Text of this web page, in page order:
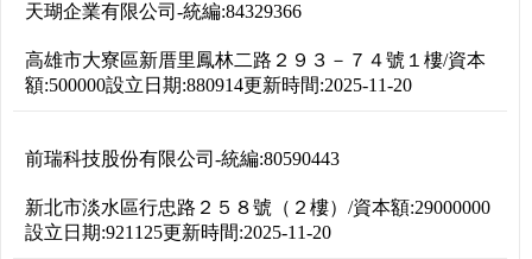
天瑚企業有限公司 -統編:84329366
高雄市大寮區新厝里鳳林二路２９３－７４號１樓/資本
額:500000設立日期:880914更新時間:2025-11-20
前瑞科技股份有限公司 -統編:80590443
新北市淡水區行忠路２５８號（２樓） /資本額:29000000
設立日期:921125更新時間:2025-11-20